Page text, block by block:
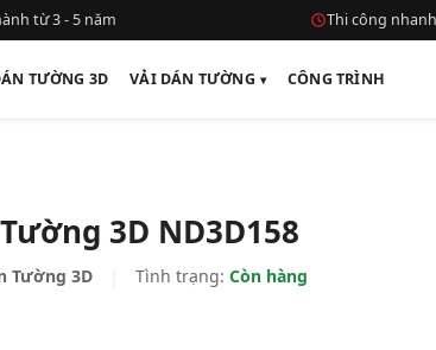
từ 3 - 5 năm Thi công
TƯỜNG 3D VẢI DÁN TƯỜNG CÔNG TRÌNH
3D ND3D158
Tường 3D Tình trạng: Còn hàng